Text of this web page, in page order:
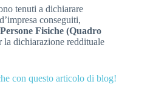
tenuti a dichiarare
conseguiti,
Fisiche (Quadro
dichiarazione reddituale
con questo articolo di blog!